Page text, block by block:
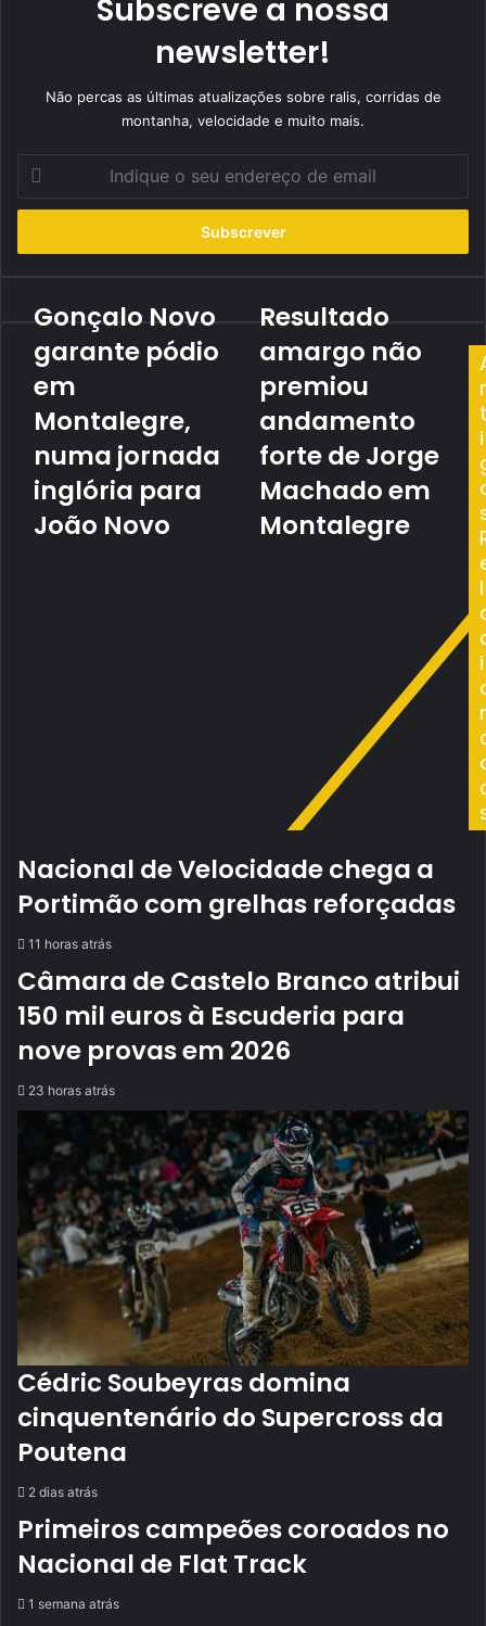
Subscreve a nossa
newsletter!
Não percas as últimas atualizações sobre ralis, corridas de
montanha, velocidade e muito mais.
seu
de
Gonçalo
garante
pódio
em
Montalegre,
jornada
inglória
para
João
Gonçalo Novo
garante pódio
em
Montalegre,
numa jornada
inglória para
João Novo
Resultado
não
premiou
andamento
forte
de
Jorge
Machado
em
Montalegre
Resultado
amargo não
premiou
andamento
forte de Jorge
Machado em
Montalegre
r
t
i
l
i
Nacional de Velocidade chega a
Portimão com grelhas reforçadas
11 horas atrás
Câmara de Castelo Branco atribui
150 mil euros à Escuderia para
nove provas em 2026
23 horas atrás
Cédric Soubeyras domina
cinquentenário do Supercross da
Poutena
2 dias atrás
Primeiros campeões coroados no
Nacional de Flat Track
1 semana atrás